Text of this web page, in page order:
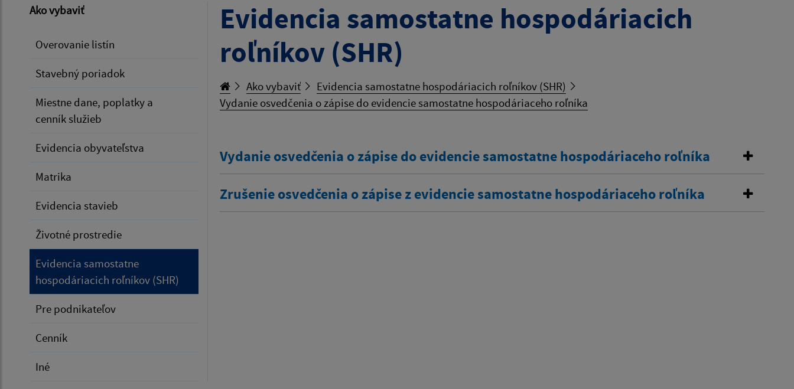
Ako vybaviť
Overovanie listín
Stavebný poriadok
Miestne dane, poplatky a
cenník služieb
Evidencia obyvateľstva
Matrika
Evidencia stavieb
Životné prostredie
Evidencia samostatne
hospodáriacich roľníkov (SHR)
Pre podnikateľov
Cenník
Iné
Evidencia samostatne hospodáriacich
roľníkov (SHR)
Ako vybaviť
Evidencia samostatne hospodáriacich roľníkov (SHR)
Vydanie osvedčenia o zápise do evidencie samostatne hospodáriaceho roľníka
Vydanie osvedčenia o zápise do evidencie samostatne hospodáriaceho roľníka
Zrušenie osvedčenia o zápise z evidencie samostatne hospodáriaceho roľníka